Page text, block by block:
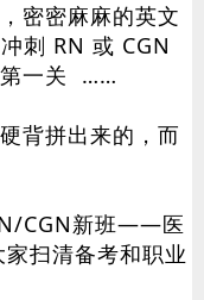
密密麻麻的英文
刺 RN 或 CGN
第一关 ……
背拼出来的，而
CGN新班——医
扫清备考和职业